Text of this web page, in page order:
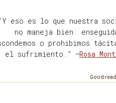
eso es lo que nuestra
no maneja bien:
o prohibimos
el sufrimiento.” —Rosa